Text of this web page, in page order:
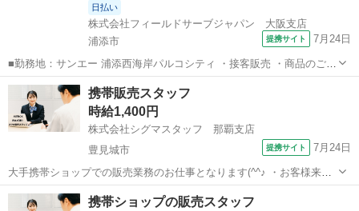
日払い
株式会社フィールドサーブジャパン 大阪支店
浦添市
提携サイト 7月24日
■勤務地：サンエー 浦添西海岸パルコシティ ・接客販売 ・商品のご案
内 ・レジ業務 ・顧客管理 ・検品品出し ・その他付随業務 ◎厳しい月
の強い味方！日払いや週払いが利用可能です！(規定有) 派遣社員 《充
実の福利厚...
沖縄 浦添市 その他
携帯販売スタッフ
時給1,400円
株式会社シグマスタッフ 那覇支店
豊見城市
提携サイト 7月24日
大手携帯ショップでの販売業務のお仕事となります(^^♪ ・お客様来店
時の受付 ・携帯の契約手続き(新規や機種変更など) ・プラン内容の相
談、変更などの案内 ・その他、販売に付随する業務 …などなど☆
沖縄 豊見城市 携帯ショップ
携帯ショップの販売スタッフ